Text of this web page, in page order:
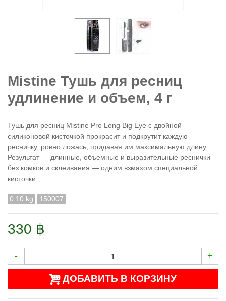
Mistine Тушь для ресниц
удлинение и объем, 4 г
Тушь для ресниц Mistine Pro Long Big Eye с двойной
силиконовой кисточкой прокрасит и подкрутит каждую
ресничку, ровно ложась, придавая им максимальную длину.
Результат ― длинные, объемные и выразительные реснички
без комков и склеивания ― одним взмахом специальной
кисточки.
0.10 kg 150007
330 ฿
- +
ДОБАВИТЬ В КОРЗИНУ